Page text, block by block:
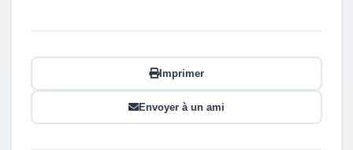
Imprimer
Envoyer à un ami